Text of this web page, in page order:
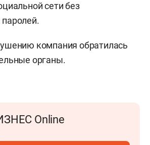
сети без
компания обратилась
органы.
Online